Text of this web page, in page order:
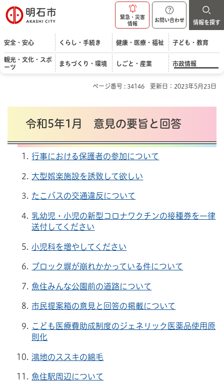
明石市
緊急・災害
情報
お問い合わせ 情報を探す
安全・安心 くらし・手続き 健康・医療・福祉 子ども・教育
観光・文化・スポ
ーツ
まちづくり・環境 しごと・産業 市政情報
ページ番号 : 34146 更新日：2023年5月23日
令和5年1月 意見の要旨と回答
行事における保護者の参加について
大型娯楽施設を誘致して欲しい
たこバスの交通違反について
乳幼児・小児の新型コロナワクチンの接種券を一律
送付してください
小児科を増やしてください
ブロック塀が崩れかかっている件について
魚住みんな公園前の道路について
市民提案箱の意見と回答の掲載について
こども医療費助成制度のジェネリック医薬品使用原
則化
鴻地のススキの綿毛
魚住駅周辺について